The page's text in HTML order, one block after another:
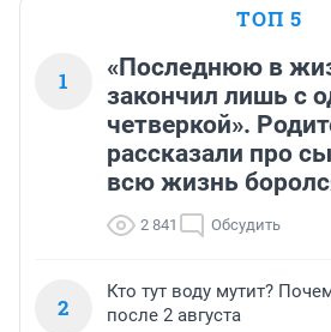
ТОП 5
1
«Последнюю в
закончил лишь с
четверкой».
рассказали про
всю жизнь
2 841 Обсудить
2
Кто тут воду мутит?
после 2 августа